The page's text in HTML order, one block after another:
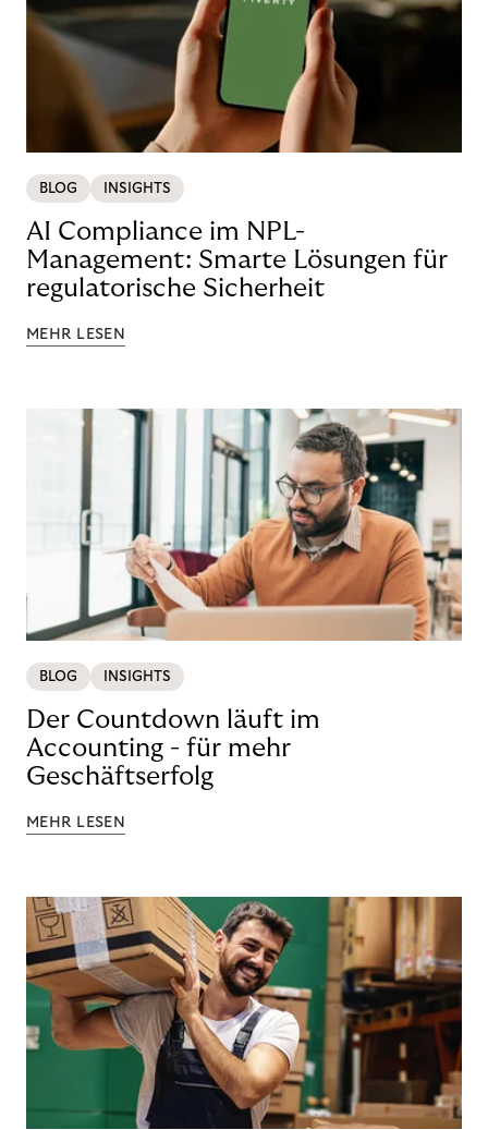
BLOG INSIGHTS
AI Compliance im NPL-
Management: Smarte Lösungen für
regulatorische Sicherheit
MEHR LESEN
BLOG INSIGHTS
Der Countdown läuft im
Accounting - für mehr
Geschäftserfolg
MEHR LESEN